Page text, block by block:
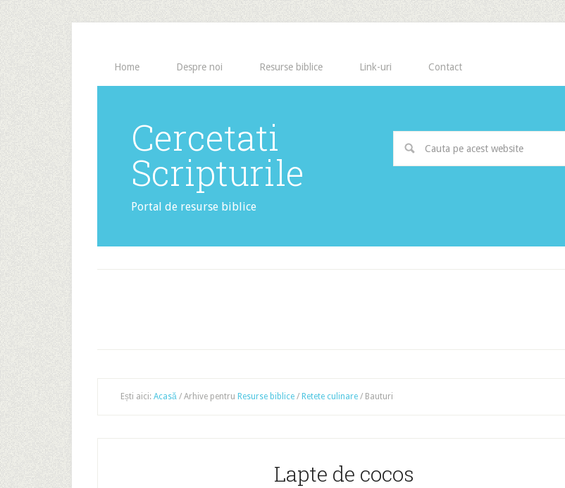
Home Despre noi Resurse biblice Link-uri Contact
Cercetati
Scripturile
Portal de resurse biblice
Ești aici: Acasă / Arhive pentru Resurse biblice / Retete culinare / Bauturi
Lapte de cocos